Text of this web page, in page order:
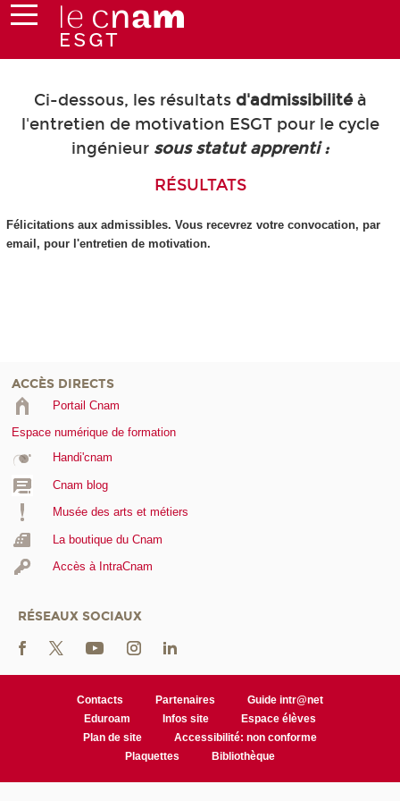
Ci-dessous, les résultats d'admissibilitéà
l'entretien de motivation ESGT pour le cycle
ingénieur sous statut apprenti :
RÉSULTATS
Félicitations aux admissibles. Vous recevrez votre convocation, par
email, pour l'entretien de motivation.
ACCÈS DIRECTS
Portail Cnam
Espace numérique de formation
Handi'cnam
Cnam blog
Musée des arts et métiers
La boutique du Cnam
Accès à IntraCnam
RÉSEAUX SOCIAUX
Contacts Partenaires
Guide intr@net
Eduroam
Infos site
Espace élèves
Plan de site
Accessibilité: non conforme
Plaquettes
Bibliothèque